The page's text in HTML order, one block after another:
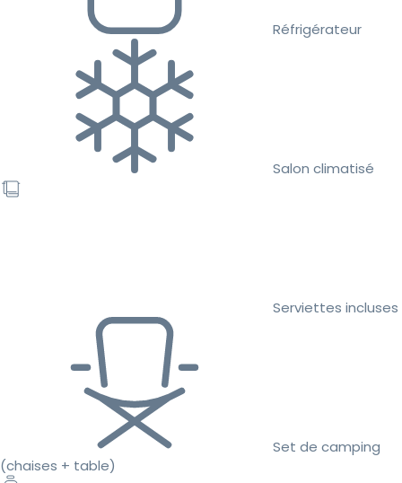
Réfrigérateur
Salon climatisé
Serviettes incluses
Set de camping
(chaises + table)